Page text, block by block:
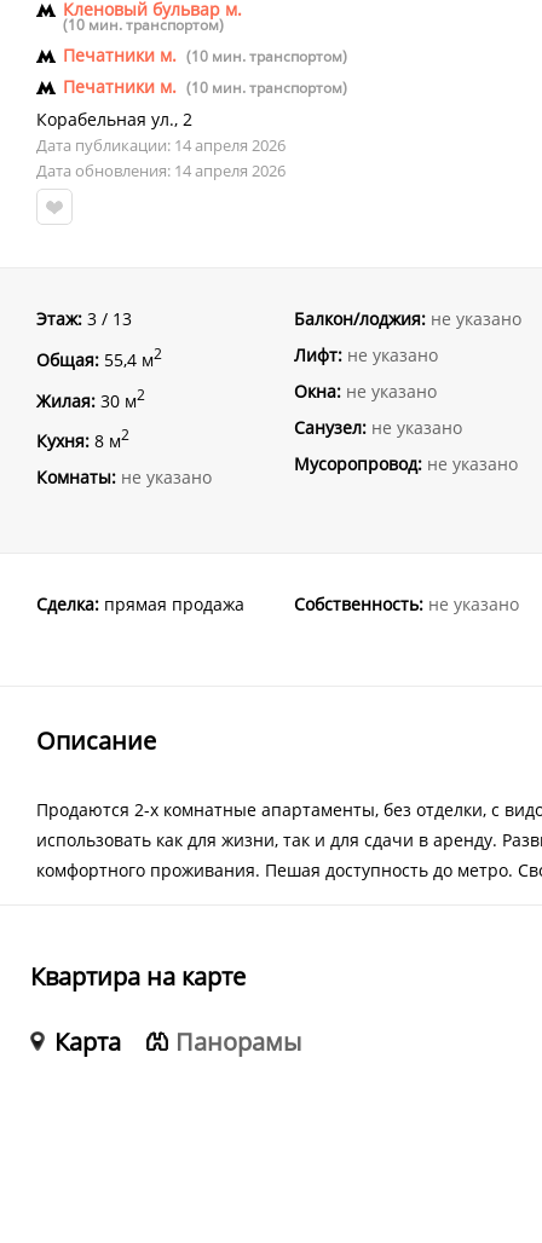
Кленовый бульвар м.
(10 мин. транспортом)
Печатники м. (10 мин. транспортом)
Печатники м. (10 мин. транспортом)
Корабельная ул., 2
Дата публикации: 14 апреля 2026
Дата обновления: 14 апреля 2026
Этаж: 3 / 13
Общая: 55,4 м2
Жилая: 30 м2
Кухня: 8 м2
Комнаты: не указано
Балкон/лоджия: не указано
Лифт: не указано
Окна: не указано
Санузел: не указано
Мусоропровод: не указано
Сделка: прямая продажа Собственность: не указано
Описание
Продаются 2-х комнатные апартаменты, без отделки, с
использовать как для жизни, так и для сдачи в аренду.
комфортного проживания. Пешая доступность до метро.
Квартира на карте
Карта
Панорамы